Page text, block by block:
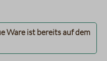
Ware ist bereits auf dem